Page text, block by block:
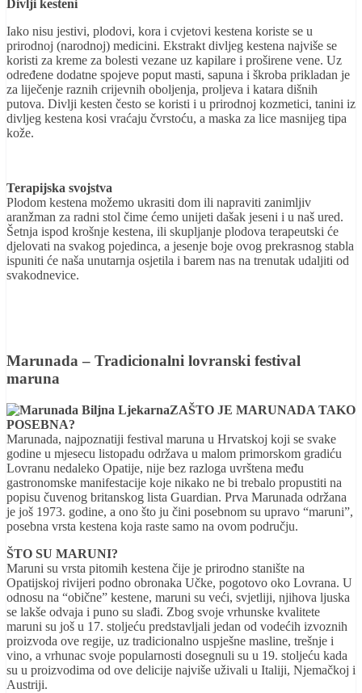
Divlji kesteni
Iako nisu jestivi, plodovi, kora i cvjetovi kestena koriste se u
prirodnoj (narodnoj) medicini. Ekstrakt divljeg kestena najviše se
koristi za kreme za bolesti vezane uz kapilare i proširene vene. Uz
određene dodatne spojeve poput masti, sapuna i škroba prikladan je
za liječenje raznih crijevnih oboljenja, proljeva i katara dišnih
putova. Divlji kesten često se koristi i u prirodnoj kozmetici, tanini iz
divljeg kestena kosi vraćaju čvrstoću, a maska za lice masnijeg tipa
kože.
Terapijska svojstva
Plodom kestena možemo ukrasiti dom ili napraviti zanimljiv
aranžman za radni stol čime ćemo unijeti dašak jeseni i u naš ured.
Šetnja ispod krošnje kestena, ili skupljanje plodova terapeutski će
djelovati na svakog pojedinca, a jesenje boje ovog prekrasnog stabla
ispuniti će naša unutarnja osjetila i barem nas na trenutak udaljiti od
svakodnevice.
Marunada – Tradicionalni lovranski festival
maruna
ZAŠTO JE MARUNADA TAKO
POSEBNA?
Marunada, najpoznatiji festival maruna u Hrvatskoj koji se svake
godine u mjesecu listopadu održava u malom primorskom gradiću
Lovranu nedaleko Opatije, nije bez razloga uvrštena među
gastronomske manifestacije koje nikako ne bi trebalo propustiti na
popisu čuvenog britanskog lista Guardian. Prva Marunada održana
je još 1973. godine, a ono što ju čini posebnom su upravo “maruni”,
posebna vrsta kestena koja raste samo na ovom području.
ŠTO SU MARUNI?
Maruni su vrsta pitomih kestena čije je prirodno stanište na
Opatijskoj rivijeri podno obronaka Učke, pogotovo oko Lovrana. U
odnosu na “obične” kestene, maruni su veći, svjetliji, njihova ljuska
se lakše odvaja i puno su slađi. Zbog svoje vrhunske kvalitete
maruni su još u 17. stoljeću predstavljali jedan od vodećih izvoznih
proizvoda ove regije, uz tradicionalno uspješne masline, trešnje i
vino, a vrhunac svoje popularnosti dosegnuli su u 19. stoljeću kada
su u proizvodima od ove delicije najviše uživali u Italiji, Njemačkoj i
Austriji.